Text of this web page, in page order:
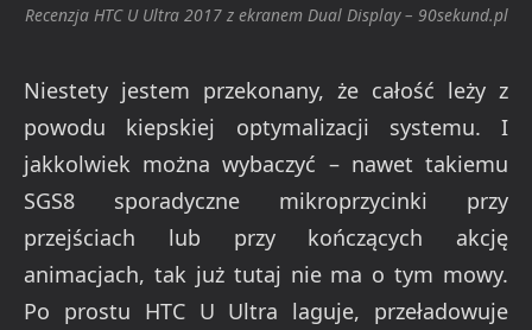
Recenzja HTC U Ultra 2017 z ekranem Dual Display – 90sekund.pl
Niestety jestem przekonany, że całość leży z
powodu kiepskiej optymalizacji systemu. I
jakkolwiek można wybaczyć – nawet takiemu
SGS8 sporadyczne mikroprzycinki przy
przejściach lub przy kończących akcję
animacjach, tak już tutaj nie ma o tym mowy.
Po prostu HTC U Ultra laguje, przeładowuje